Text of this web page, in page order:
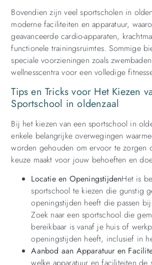
Bovendien zijn veel sportscholen in
moderne faciliteiten en apparatuur,
geavanceerde cardio-apparaten,
functionele trainingsruimtes. Sommige
speciale voorzieningen zoals
wellnesscentra voor een volledige
Tips en Tricks voor Het Kiezen
Sportschool in oldenzaal
Bij het kiezen van een sportschool in
enkele belangrijke overwegingen
worden gehouden om ervoor te zorgen
keuze maakt voor jouw behoeften en
Locatie en OpeningstijdenHet is
sportschool te kiezen die gunstig
openingstijden heeft die passen
Zoek naar een sportschool die
bereikbaar is vanaf je huis of
openingstijden heeft, inclusief in
Aanbod aan Apparatuur en